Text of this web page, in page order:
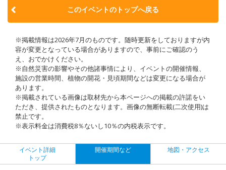
このイベントのトップへ戻る
※掲載情報は2026年7月のものです。随時更新をしておりますが内
容が変更となっている場合がありますので、事前にご確認のう
え、おでかけください。
※自然災害の影響やその他諸事情により、イベントの開催情報、
施設の営業時間、植物の開花・見頃期間などは変更になる場合が
あります。
※掲載されている画像は取材先から本ページへの掲載の許諾をい
ただき、提供されたものとなります。画像の無断転載(二次使用)は
禁止です。
※表示料金は消費税8％ないし10％の内税表示です。
イベント詳細
トップ
開催期間など 地図・アクセス